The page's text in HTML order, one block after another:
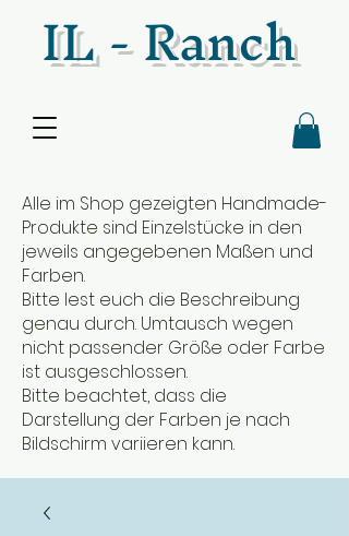
IL - Ranch
Alle im Shop gezeigten Handmade-
Produkte sind Einzelstücke in den
jeweils angegebenen Maßen und
Farben.
Bitte lest euch die Beschreibung
genau durch. Umtausch wegen
nicht passender Größe oder Farbe
ist ausgeschlossen.
Bitte beachtet, dass die
Darstellung der Farben je nach
Bildschirm variieren kann.